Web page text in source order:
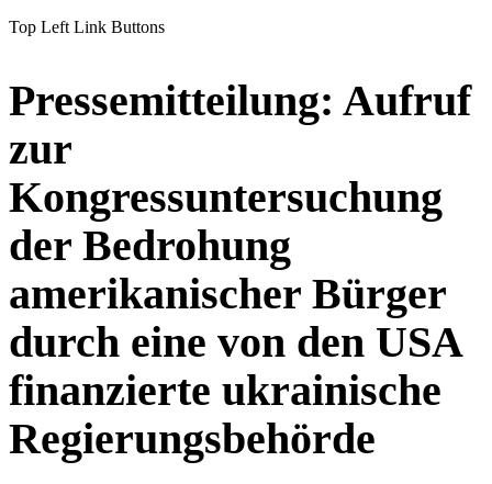
Top Left Link Buttons
Pressemitteilung: Aufruf
zur
Kongressuntersuchung
der Bedrohung
amerikanischer Bürger
durch eine von den USA
finanzierte ukrainische
Regierungsbehörde